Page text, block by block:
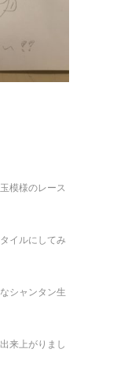
模様のレース
イルにしてみ
シャンタン生
来上がりまし